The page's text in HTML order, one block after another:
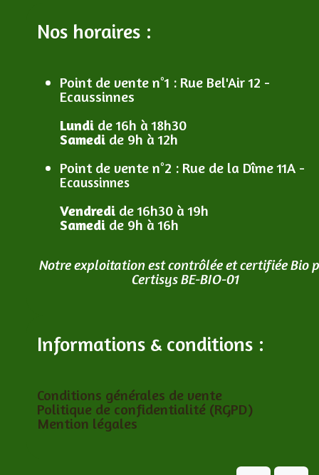
Nos horaires :
Point de vente n°1 : Rue Bel'Air 12 -
Ecaussinnes
Lundi de 16h à 18h30
Samedi de 9h à 12h
Point de vente n°2 : Rue de la Dîme 11A -
Ecaussinnes
Vendredi de 16h30 à 19h
Samedi de 9h à 16h
Notre exploitation est contrôlée et certifiée Bio
Certisys BE-BIO-01
Informations & conditions :
Conditions générales de vente
Politique de confidentialité (RGPD)
Mention légales